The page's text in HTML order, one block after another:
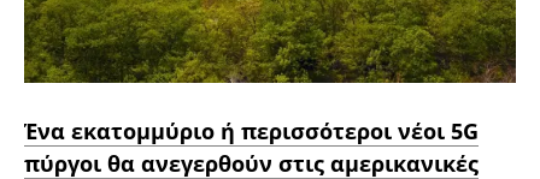
Ένα εκατομμύριο ή περισσότεροι νέοι 5G
πύργοι θα ανεγερθούν στις αμερικανικές